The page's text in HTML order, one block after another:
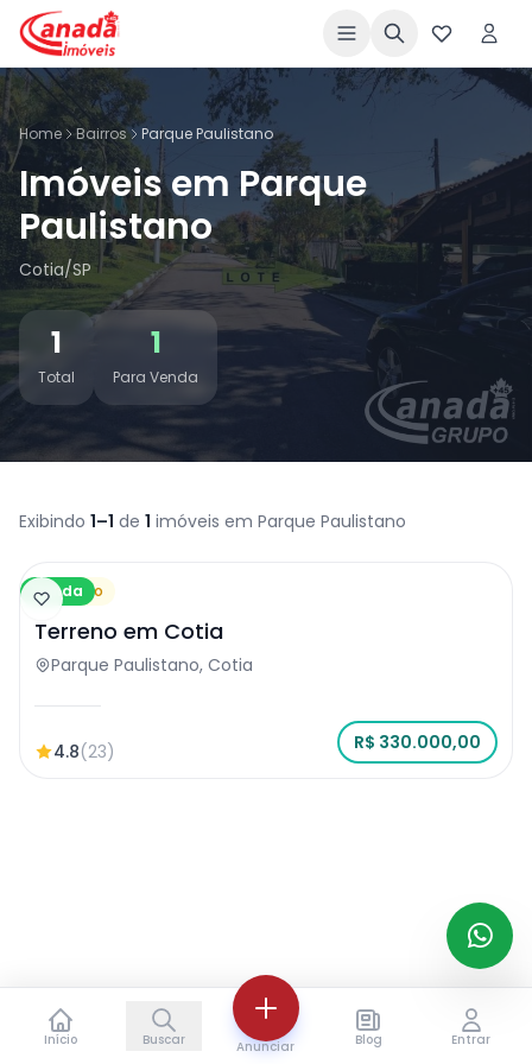
Home Bairros Parque Paulistano
Imóveis em Parque
Paulistano
Cotia/SP
1
Total
1
Para Venda
Exibindo 1–1 de 1 imóveis em Parque Paulistano
Venda
Terreno
Terreno em Cotia
Parque Paulistano, Cotia
4.8(23) R$ 330.000,00
Início Buscar Anunciar Blog Entrar